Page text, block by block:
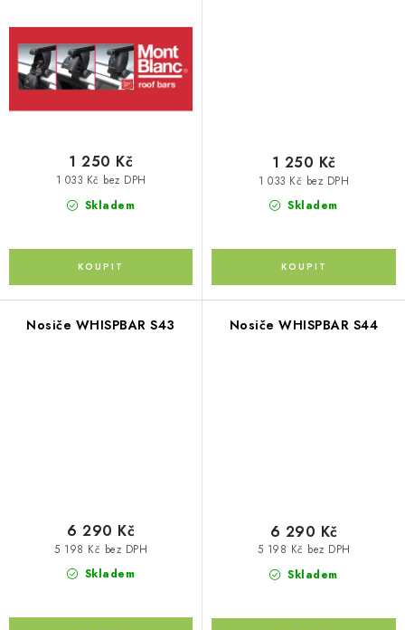
Kontakty O nás Doprava a platba
Moje objednávka
Napište nám
Obchodní podmínky
Skladem
1 033 Kč bez DPH
1 250 Kč
Skladem
1 033 Kč bez DPH
1 250 Kč
Nosiče WHISPBAR S43
Skladem
5 198 Kč bez DPH
6 290 Kč
Nosiče WHISPBAR S44
Skladem
5 198 Kč bez DPH
6 290 Kč